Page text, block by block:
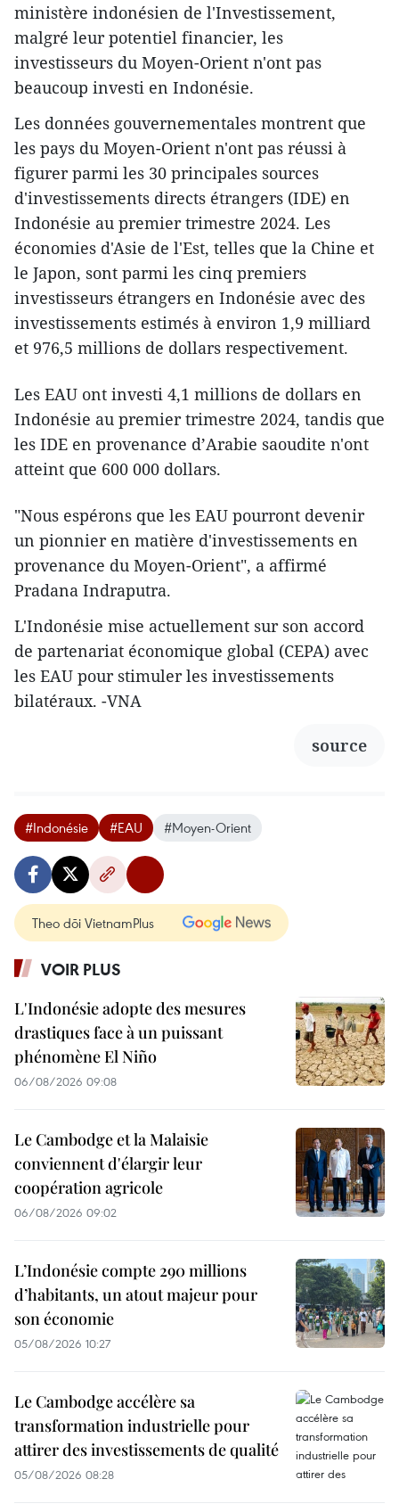
ministère indonésien de l'Investissement,
malgré leur potentiel financier, les
investisseurs du Moyen-Orient n'ont pas
beaucoup investi en Indonésie.
Les données gouvernementales montrent que
les pays du Moyen-Orient n'ont pas réussi à
figurer parmi les 30 principales sources
d'investissements directs étrangers (IDE) en
Indonésie au premier trimestre 2024. Les
économies d'Asie de l'Est, telles que la Chine et
le Japon, sont parmi les cinq premiers
investisseurs étrangers en Indonésie avec des
investissements estimés à environ 1,9 milliard
et 976,5 millions de dollars respectivement.
Les EAU ont investi 4,1 millions de dollars en
Indonésie au premier trimestre 2024, tandis que
les IDE en provenance d’Arabie saoudite n'ont
atteint que 600 000 dollars.
"Nous espérons que les EAU pourront devenir
un pionnier en matière d'investissements en
provenance du Moyen-Orient", a affirmé
Pradana Indraputra.
L'Indonésie mise actuellement sur son accord
de partenariat économique global (CEPA) avec
les EAU pour stimuler les investissements
bilatéraux. -VNA
source
#Indonésie #EAU #Moyen-Orient
Theo dõi VietnamPlus
VOIR PLUS
L'Indonésie adopte des mesures
drastiques face à un puissant
phénomène El Niño
06/08/2026 09:08
Le Cambodge et la Malaisie
conviennent d'élargir leur
coopération agricole
06/08/2026 09:02
L’Indonésie compte 290 millions
d’habitants, un atout majeur pour
son économie
05/08/2026 10:27
Le Cambodge accélère sa
transformation industrielle pour
attirer des investissements de qualité
05/08/2026 08:28